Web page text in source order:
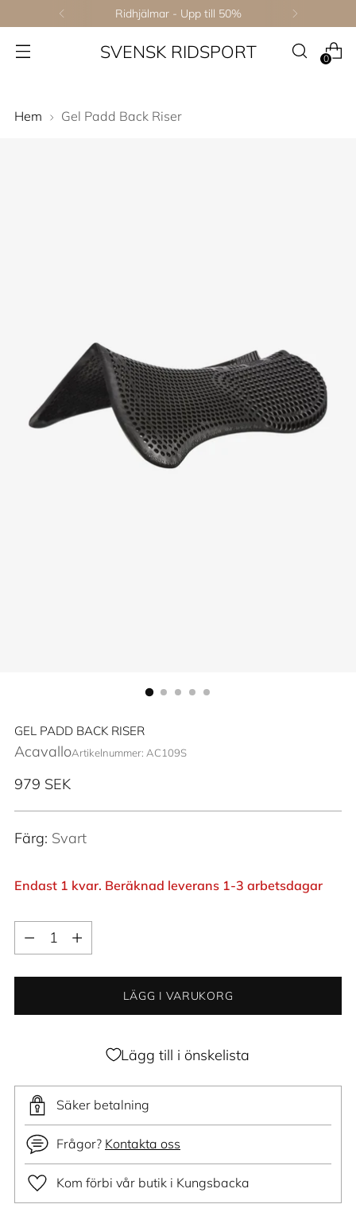
Ridhjälmar - Upp till 50%
SVENSK RIDSPORT 0
Hem Gel Padd Back Riser
GEL PADD BACK RISER
AcavalloArtikelnummer: AC109S
Ordinarie
979 SEK
Färg: Svart
Endast 1 kvar. Beräknad leverans 1-3 arbetsdagar
Kvantitet
Kvantitet
LÄGG I VARUKORG
Lägg till i önskelista
Säker betalning
Frågor? Kontakta oss
Kom förbi vår butik i Kungsbacka